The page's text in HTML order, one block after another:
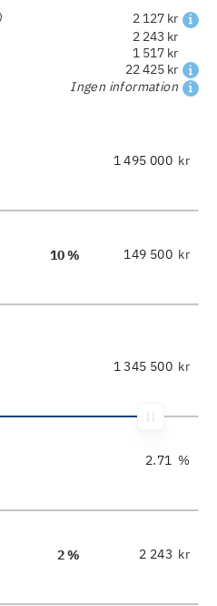
2 127 kr
2 243 kr
1 517 kr
22 425 kr
Ingen information
kr
10 % kr
kr
%
2 % kr